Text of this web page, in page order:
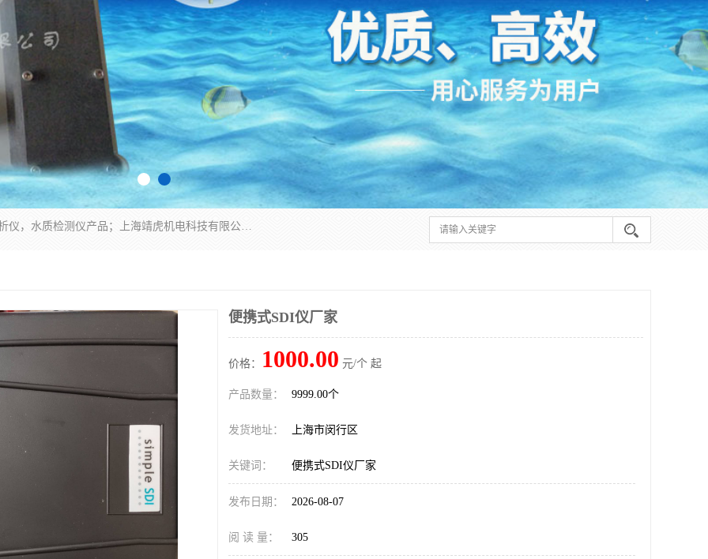
上海靖虎机电科技有限公司主营：SDI仪，水质分析仪，水质检测仪产品；上海靖虎机电科技有限公司在专业制造和研发等方面的强大的平台优势，利用自身在自动化仪表、自控系统及环保监测仪器的专长，以优良的技术，优越的产品质量和良好的服务质量与广大客户真诚合作。
便携式SDI仪厂家
价格： 1000.00 元/个 起
产品数量： 9999.00个
发货地址： 上海市闵行区
关键词： 便携式SDI仪厂家
发布日期： 2026-08-07
阅 读 量： 305